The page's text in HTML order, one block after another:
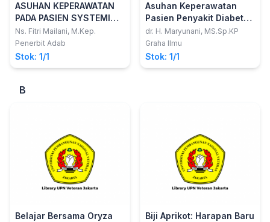
ASUHAN KEPERAWATAN
PADA PASIEN SYSTEMIC
LUPUS ERYTHEMATOUS
(SLE)
Ns. Fitri Mailani, M.Kep.
Penerbit Adab
Stok: 1/1
Asuhan Keperawatan
Pasien Penyakit Diabetes
Melitus di Pesawat
Terbang
dr. H. Maryunani, MS.Sp.KP
Graha Ilmu
Stok: 1/1
B
Belajar Bersama Oryza
Biji Aprikot: Harapan Baru